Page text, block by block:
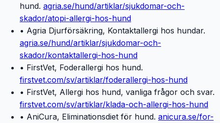
hund. agria.se/hund/artiklar/sjukdomar-och-
skador/atopi-allergi-hos-hund
• Agria Djurförsäkring, Kontaktallergi hos hundar.
agria.se/hund/artiklar/sjukdomar-och-
skador/kontaktallergi-hos-hund
• FirstVet, Foderallergi hos hund.
firstvet.com/sv/artiklar/foderallergi-hos-hund
• FirstVet, Allergi hos hund, vanliga frågor och svar.
firstvet.com/sv/artiklar/klada-och-allergi-hos-hund
• AniCura, Eliminationsdiet för hund. anicura.se/for-